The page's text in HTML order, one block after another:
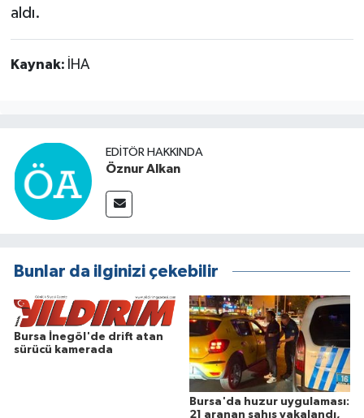
aldı.
Kaynak: İHA
EDITÖR HAKKINDA
Öznur Alkan
Bunlar da ilginizi çekebilir
Bursa İnegöl'de drift atan
sürücü kamerada
Bursa'da huzur uygulaması:
21 aranan şahıs yakalandı,